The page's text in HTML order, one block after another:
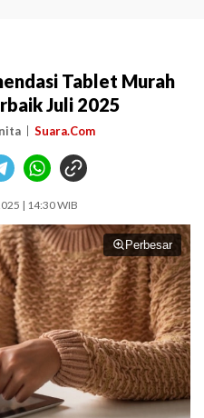
Tablet Murah
Juli 2025
Suara.Com
| 14:30 WIB
Perbesar